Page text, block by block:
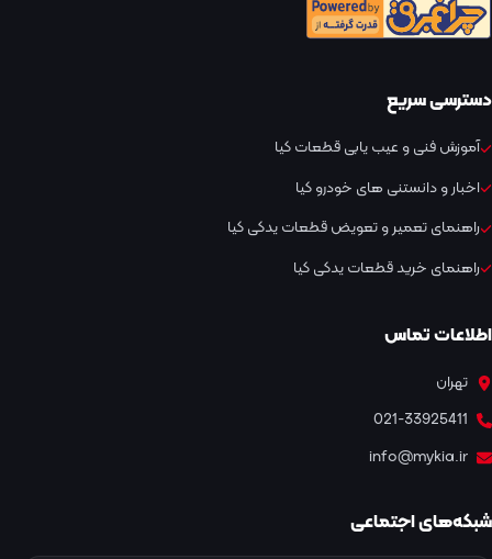
دسترسی سریع
آموزش فنی و عیب یابی قطعات کیا
اخبار و دانستنی های خودرو کیا
راهنمای تعمیر و تعویض قطعات یدکی کیا
راهنمای خرید قطعات یدکی کیا
اطلاعات تماس
تهران
021-33925411
info@mykia.ir
شبکه‌های اجتماعی